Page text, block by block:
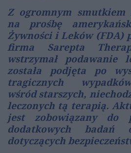
Z ogromnym smutkiem
na prośbę
Żywności i Leków (FDA)
firma Sarepta
wstrzymał podawanie
została podjęta po
tragicznych
wśród starszych,
leczonych tą terapią.
jest zobowiązany do
dodatkowych badań
dotyczących